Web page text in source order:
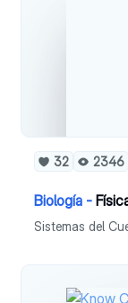
32 2346
Biología -
Sistemas del